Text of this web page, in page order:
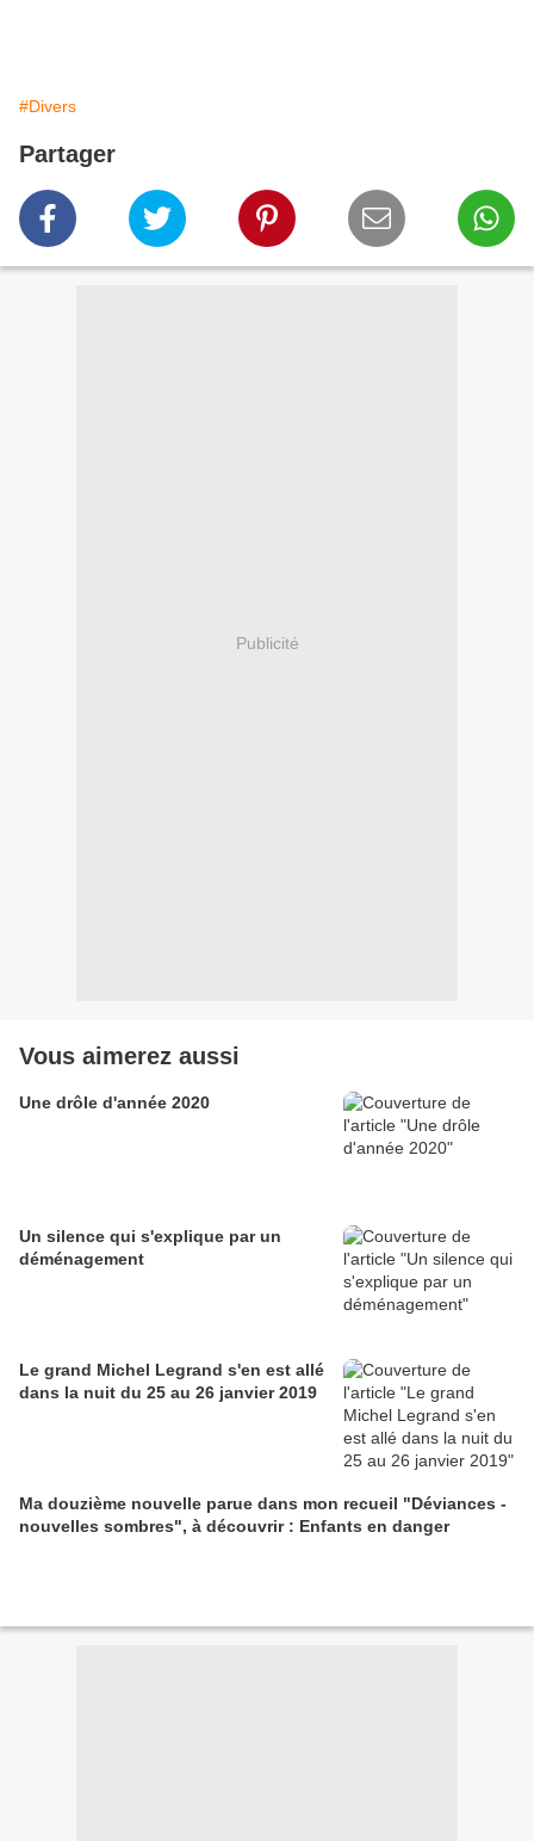
#Divers
Partager
Publicité
Vous aimerez aussi
Une drôle d'année 2020
Un silence qui s'explique par un
déménagement
Le grand Michel Legrand s'en est allé
dans la nuit du 25 au 26 janvier 2019
Ma douzième nouvelle parue dans mon recueil "Déviances -
nouvelles sombres", à découvrir : Enfants en danger